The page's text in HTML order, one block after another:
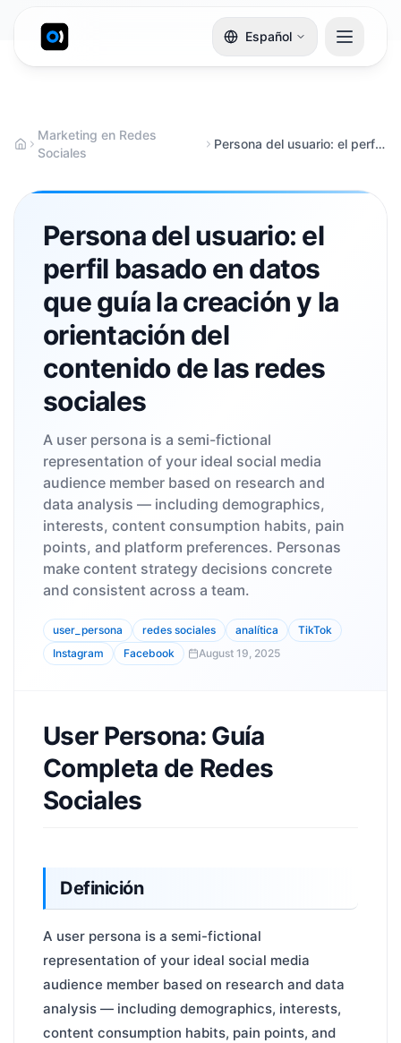
Español
Marketing en Redes
Sociales
Persona del usuario: el perfil basado en datos que guía la creación y la orientación del contenido de las redes sociales
Persona del usuario: el
perfil basado en datos
que guía la creación y la
orientación del
contenido de las redes
sociales
A user persona is a semi-fictional
representation of your ideal social media
audience member based on research and
data analysis — including demographics,
interests, content consumption habits, pain
points, and platform preferences. Personas
make content strategy decisions concrete
and consistent across a team.
user_persona redes sociales analítica
TikTok
Instagram
Facebook August 19, 2025
User Persona: Guía
Completa de Redes
Sociales
Definición
A user persona is a semi-fictional
representation of your ideal social media
audience member based on research and data
analysis — including demographics, interests,
content consumption habits, pain points, and